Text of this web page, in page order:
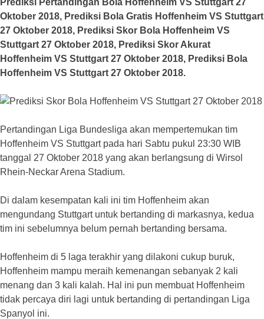
Oktober 2018, Prediksi Bola Gratis Hoffenheim VS Stuttgart
27 Oktober 2018, Prediksi Skor Bola Hoffenheim VS
Stuttgart 27 Oktober 2018, Prediksi Skor Akurat
Hoffenheim VS Stuttgart 27 Oktober 2018, Prediksi Bola
Hoffenheim VS Stuttgart 27 Oktober 2018.
Pertandingan Liga Bundesliga akan mempertemukan tim
Hoffenheim VS Stuttgart pada hari Sabtu pukul 23:30 WIB
tanggal 27 Oktober 2018 yang akan berlangsung di Wirsol
Rhein-Neckar Arena Stadium.
Di dalam kesempatan kali ini tim Hoffenheim akan
mengundang Stuttgart untuk bertanding di markasnya, kedua
tim ini sebelumnya belum pernah bertanding bersama.
Hoffenheim di 5 laga terakhir yang dilakoni cukup buruk,
Hoffenheim mampu meraih kemenangan sebanyak 2 kali
menang dan 3 kali kalah. Hal ini pun membuat Hoffenheim
tidak percaya diri lagi untuk bertanding di pertandingan Liga
Spanyol ini.